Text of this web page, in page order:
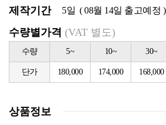
제작기간 5일 ( 08월 14일 출고예정 )
수량별가격 (VAT 별도)
수량 5~ 10~ 30~
단가 180,000 174,000 168,000
상품정보